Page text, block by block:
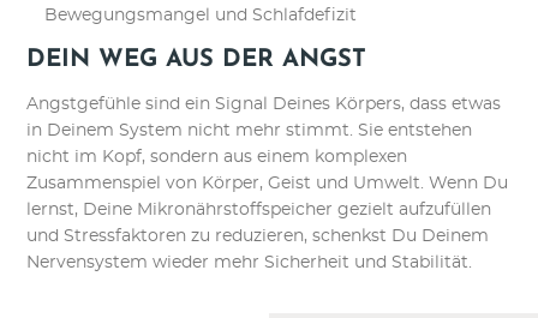
Bewegungsmangel und Schlafdefizit
DEIN WEG AUS DER ANGST
Angstgefühle sind ein Signal Deines Körpers, dass etwas
in Deinem System nicht mehr stimmt. Sie entstehen
nicht im Kopf, sondern aus einem komplexen
Zusammenspiel von Körper, Geist und Umwelt. Wenn Du
lernst, Deine Mikronährstoffspeicher gezielt aufzufüllen
und Stressfaktoren zu reduzieren, schenkst Du Deinem
Nervensystem wieder mehr Sicherheit und Stabilität.